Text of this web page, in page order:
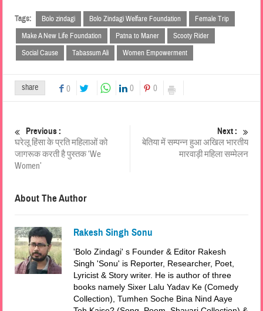
Tags: Bolo zindagi Bolo Zindagi Welfare Foundation
Female Trip
Make A New Life Foundation
Patna to Maner
Scooty Rider
Social Cause
Tabassum Ali Women Empowerment
share 0 0 0
Previous :
घरेलू हिंसा के प्रति महिलाओं को
जागरूक करती है पुस्तक ‘We
Women’
Next :
बेतिया में सम्पन्न हुआ अखिल भारतीय
मारवाड़ी महिला सम्मेलन
About The Author
Rakesh Singh Sonu
'Bolo Zindagi' s Founder & Editor Rakesh
Singh 'Sonu' is Reporter, Researcher, Poet,
Lyricist & Story writer. He is author of three
books namely Sixer Lalu Yadav Ke (Comedy
Collection), Tumhen Soche Bina Nind Aaye